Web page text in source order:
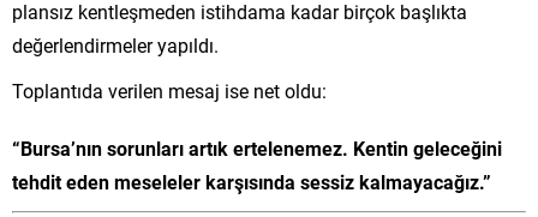
plansız kentleşmeden istihdama kadar birçok başlıkta
değerlendirmeler yapıldı.
Toplantıda verilen mesaj ise net oldu:
“Bursa’nın sorunları artık ertelenemez. Kentin geleceğini
tehdit eden meseleler karşısında sessiz kalmayacağız.”